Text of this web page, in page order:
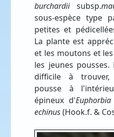
burchardiisubsp.
sous-espèce type
petites et
La plante est
et les moutons et
les jeunes
difficile à
pousse à
épineux d'
echinus(Hook.f. &